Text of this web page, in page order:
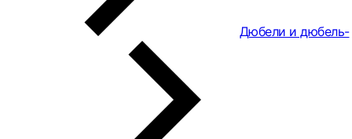
Дюбели и дюбель-